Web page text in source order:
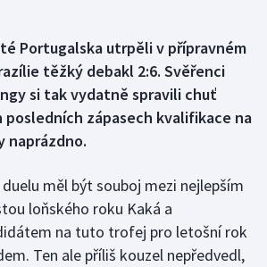
Portugalska utrpěli v přípravném
těžký debakl 2:6. Svěřenci
si tak vydatně spravili chuť
zápasech kvalifikace na
naprázdno.
měl být souboj mezi nejlepším
loňského roku Kaká a
na tuto trofej pro letošní rok
Ten ale příliš kouzel nepředvedl,